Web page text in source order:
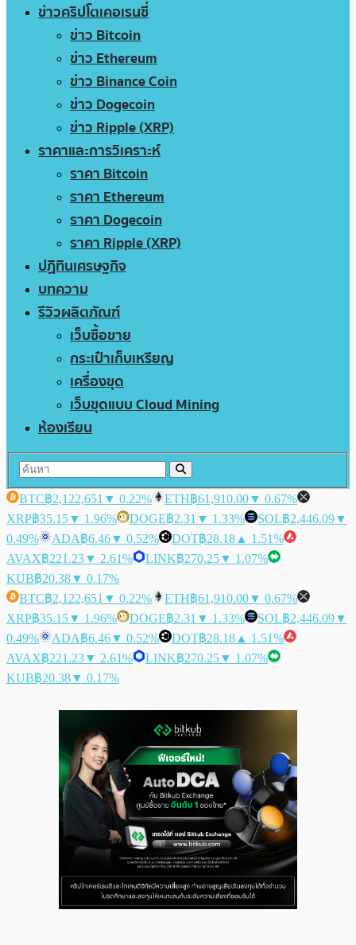
ข่าวคริปโตเคอเรนซี่
ข่าว Bitcoin
ข่าว Ethereum
ข่าว Binance Coin
ข่าว Dogecoin
ข่าว Ripple (XRP)
ราคาและการวิเคราะห์
ราคา Bitcoin
ราคา Ethereum
ราคา Dogecoin
ราคา Ripple (XRP)
ปฏิทินเศรษฐกิจ
บทความ
รีวิวผลิตภัณฑ์
เว็บซื้อขาย
กระเป๋าเก็บเหรียญ
เครื่องขุด
เว็บขุดแบบ Cloud Mining
ห้องเรียน
BTC฿2,122,651 ▼ 0.22% ETH฿61,910.00▼ 0.67%
XRP฿35.15▼ 1.96% DOGE฿2.31 ▼ 1.33% SOL฿2,446.09▼
0.49%
ADA฿6.46▼ 0.52% DOT฿28.18 ▲ 1.51%
AVAX฿221.23▼ 2.61% LINK฿270.25▼ 1.07%
KUB฿20.38▼ 0.17%
BTC฿2,122,651 ▼ 0.22% ETH฿61,910.00▼ 0.67%
XRP฿35.15▼ 1.96% DOGE฿2.31 ▼ 1.33% SOL฿2,446.09▼
0.49%
ADA฿6.46▼ 0.52% DOT฿28.18 ▲ 1.51%
AVAX฿221.23▼ 2.61% LINK฿270.25▼ 1.07%
KUB฿20.38▼ 0.17%